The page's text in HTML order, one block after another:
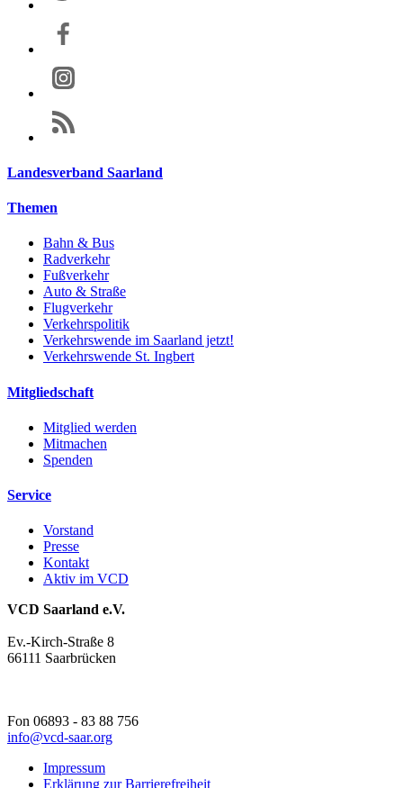
Landesverband Saarland
Themen
Bahn & Bus
Radverkehr
Fußverkehr
Auto & Straße
Flugverkehr
Verkehrspolitik
Verkehrswende im Saarland jetzt!
Verkehrswende St. Ingbert
Mitgliedschaft
Mitglied werden
Mitmachen
Spenden
Service
Vorstand
Presse
Kontakt
Aktiv im VCD
VCD Saarland e.V.
Ev.-Kirch-Straße 8
66111 Saarbrücken
Fon 06893 - 83 88 756
info@vcd-saar.org
Impressum
Erklärung zur Barrierefreiheit